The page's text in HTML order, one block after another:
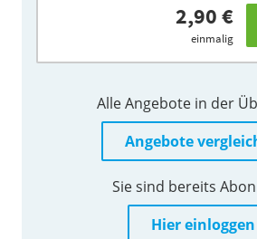
2,90 €
einmalig
Alle Angebote in der
Angebote
Sie sind bereits
Hier einloggen